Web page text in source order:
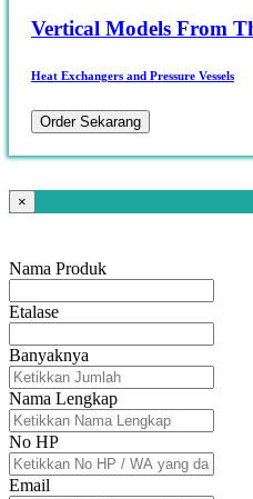
Vertical Models From
Heat Exchangers and Pressure Vessels
Order Sekarang
×
Nama Produk
Etalase
Banyaknya
Nama Lengkap
No HP
Email